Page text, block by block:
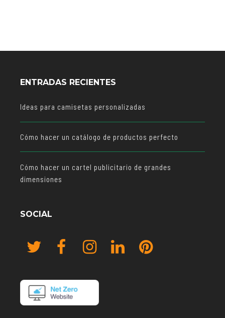
ENTRADAS RECIENTES
Ideas para camisetas personalizadas
Cómo hacer un catálogo de productos perfecto
Cómo hacer un cartel publicitario de grandes
dimensiones
SOCIAL